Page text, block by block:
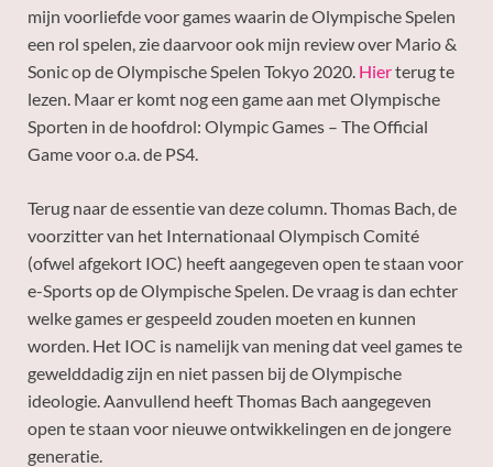
mijn voorliefde voor games waarin de Olympische Spelen
een rol spelen, zie daarvoor ook mijn review over Mario &
Sonic op de Olympische Spelen Tokyo 2020. Hierterug te
lezen. Maar er komt nog een game aan met Olympische
Sporten in de hoofdrol: Olympic Games – The Official
Game voor o.a. de PS4.
Terug naar de essentie van deze column. Thomas Bach, de
voorzitter van het Internationaal Olympisch Comité
(ofwel afgekort IOC) heeft aangegeven open te staan voor
e-Sports op de Olympische Spelen. De vraag is dan echter
welke games er gespeeld zouden moeten en kunnen
worden. Het IOC is namelijk van mening dat veel games te
gewelddadig zijn en niet passen bij de Olympische
ideologie. Aanvullend heeft Thomas Bach aangegeven
open te staan voor nieuwe ontwikkelingen en de jongere
generatie.